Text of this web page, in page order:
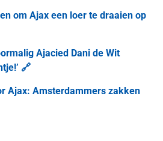
om Ajax een loer te draaien op
Ajacied Dani de Wit
🔗
Ajax: Amsterdammers zakken